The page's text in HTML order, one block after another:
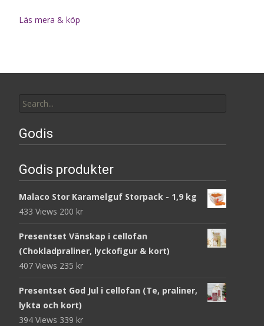
Läs mera & köp
for:
Godis
Godis produkter
Malaco Stor Karamelguf Storpack - 1,9 kg
433 Views 200 kr
Presentset Vänskap i cellofan
(Chokladpraliner, lyckofigur & kort)
407 Views 235 kr
Presentset God Jul i cellofan (Te, praliner,
lykta och kort)
394 Views 339 kr